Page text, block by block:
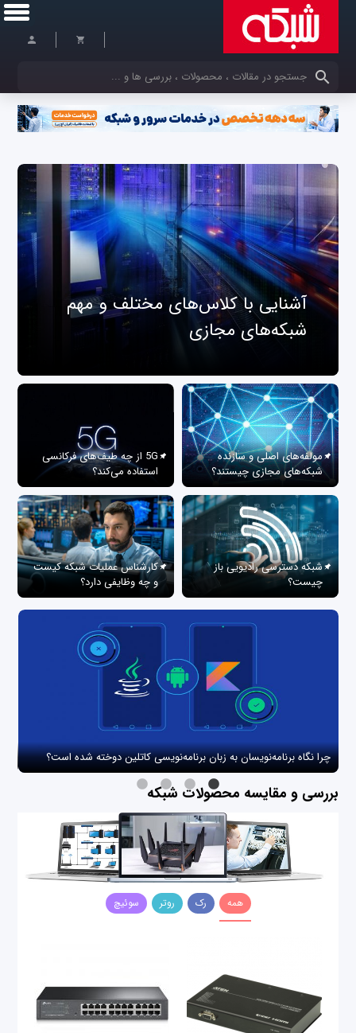
کلمات کلیدی خود را وارد کنید
آشنایی با کلاس‌های مختلف و مهم
شبکه‌های مجازی
مولفه‌های اصلی و سازنده
شبکه‌های مجازی چیستند؟
5G از چه طیف‌های فرکانسی
استفاده می‌کند؟
شبکه دسترسی رادیویی باز
چیست؟
کارشناس عملیات شبکه کیست
و چه وظایفی دارد؟
چرا نگاه برنامه‌نویسان به زبان برنامه‌نویسی کاتلین دوخته شده است؟
بررسی و مقایسه محصولات شبکه
همه رک روتر سوئیچ